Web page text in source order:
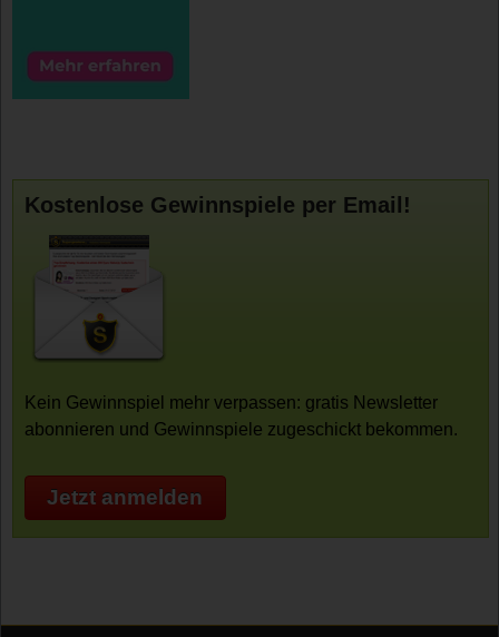
Kostenlose Gewinnspiele per Email!
Kein Gewinnspiel mehr verpassen: gratis Newsletter
abonnieren und Gewinnspiele zugeschickt bekommen.
Jetzt anmelden